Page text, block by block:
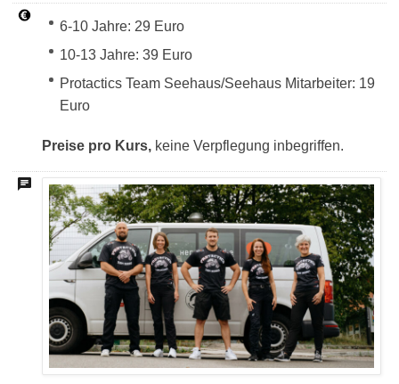
6-10 Jahre: 29 Euro
10-13 Jahre: 39 Euro
Protactics Team Seehaus/Seehaus Mitarbeiter: 19
Euro
Preise pro Kurs, keine Verpflegung inbegriffen.